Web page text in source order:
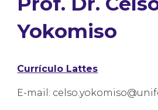
Yokomiso
Currículo Lattes
E-mail: